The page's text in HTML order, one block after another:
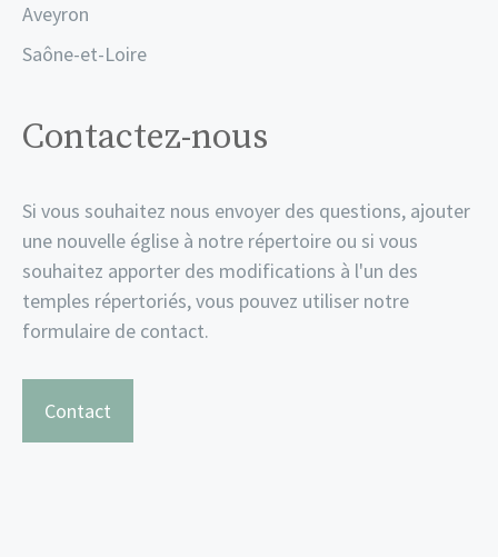
Aveyron
Saône-et-Loire
Contactez-nous
Si vous souhaitez nous envoyer des questions, ajouter
une nouvelle église à notre répertoire ou si vous
souhaitez apporter des modifications à l'un des
temples répertoriés, vous pouvez utiliser notre
formulaire de contact.
Contact